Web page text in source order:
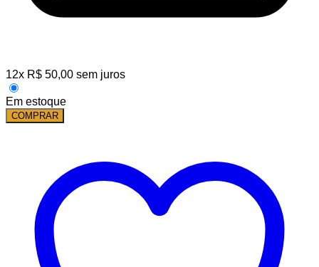
12x R$ 50,00 sem juros
Em estoque
COMPRAR